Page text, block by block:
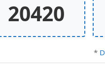
20420
*